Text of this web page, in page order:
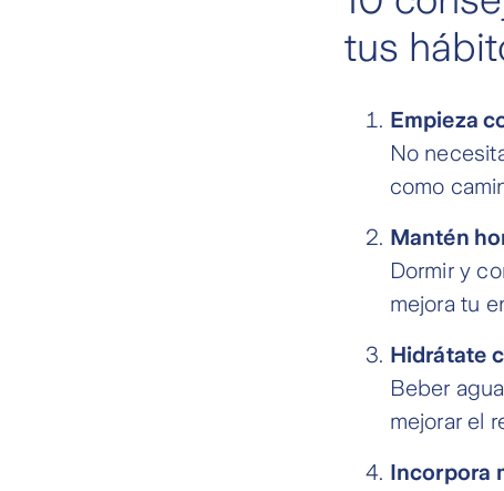
tus
Empieza
No
como
Mantén
Dormir y
mejora tu
Hidrátate
Beber
mejorar el
Incorpora